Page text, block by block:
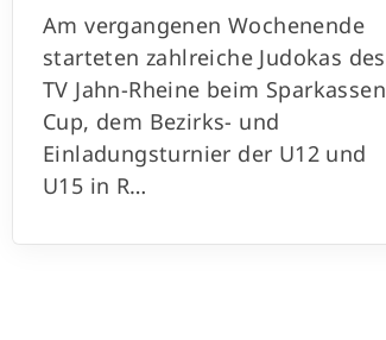
Am vergangenen Wochenende
starteten zahlreiche Judokas des
TV Jahn-Rheine beim Sparkassen
Cup, dem Bezirks- und
Einladungsturnier der U12 und
U15 in R…